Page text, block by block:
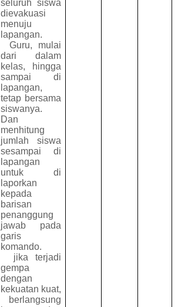
seluruh siswa
dievakuasi
menuju
lapangan.
Guru, mulai
dari dalam
kelas, hingga
sampai di
lapangan,
tetap bersama
siswanya.
Dan
menhitung
jumlah siswa
sesampai di
lapangan
untuk di
laporkan
kepada
barisan
penanggung
jawab pada
garis
komando.
jika terjadi
gempa
dengan
kekuatan kuat,
berlangsung